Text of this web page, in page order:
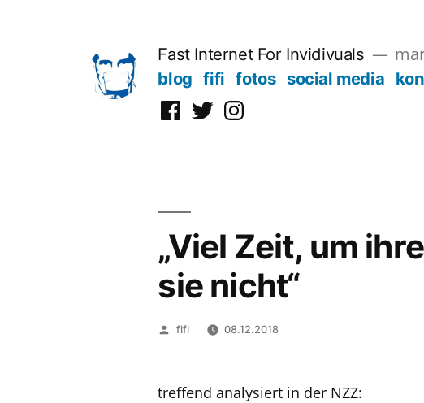
Fast Internet For Invidivuals
blog fifi fotos social media
FacebookTwitterInstagram
„Viel Zeit, um
sie nicht“
Veröffentlicht
fifi 08.12.2018
treffend analysiert in der NZZ: